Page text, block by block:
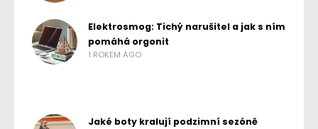
Elektrosmog: Tichý narušitel a jak s ním
pomáhá orgonit
1 ROKEM AGO
Jaké boty kralují podzimní sezóně